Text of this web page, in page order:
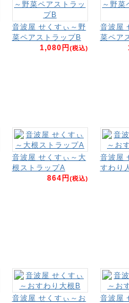
音波屋 せくすぃ～野
菜ペアストラップB
1,080円(税込)
音波屋
菜ペア
音波屋 せくすぃ～大
根ストラップA
864円(税込)
音波屋
すわり
音波屋 せくすぃ～お
音波屋